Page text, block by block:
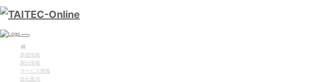
新着情報
製品情報
サービス情報
会社案内